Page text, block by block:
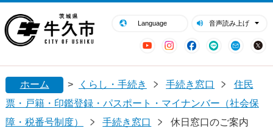
Language 音声読み上げ
YouTubeInstagram
Facebook
LINE Mail
閉じる
ホーム > くらし・手続き 手続き窓口
住民
票・戸籍・印鑑登録・パスポート・マイナンバー（社会保
障・税番号制度）
手続き窓口 休日窓口のご案内